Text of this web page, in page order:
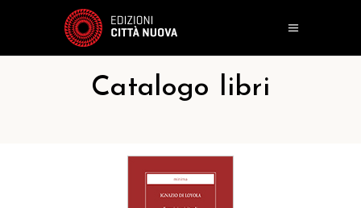
Catalogo libri